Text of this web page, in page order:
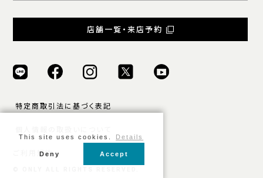
店舗一覧・来店予約
特定商取引法に基づく表記
ご利用規約
This site uses cookies. Details
Deny Accept